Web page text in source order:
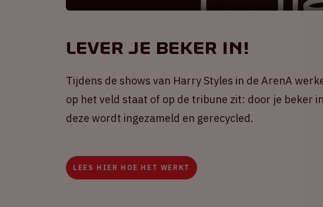
Lever je beker in!
Tijdens de shows van Harry Styles in de ArenA
op het veld staat of op de tribune zit: door je beker
deze wordt ingezameld en gerecycled.
LEES HIER HOE HET WERKT